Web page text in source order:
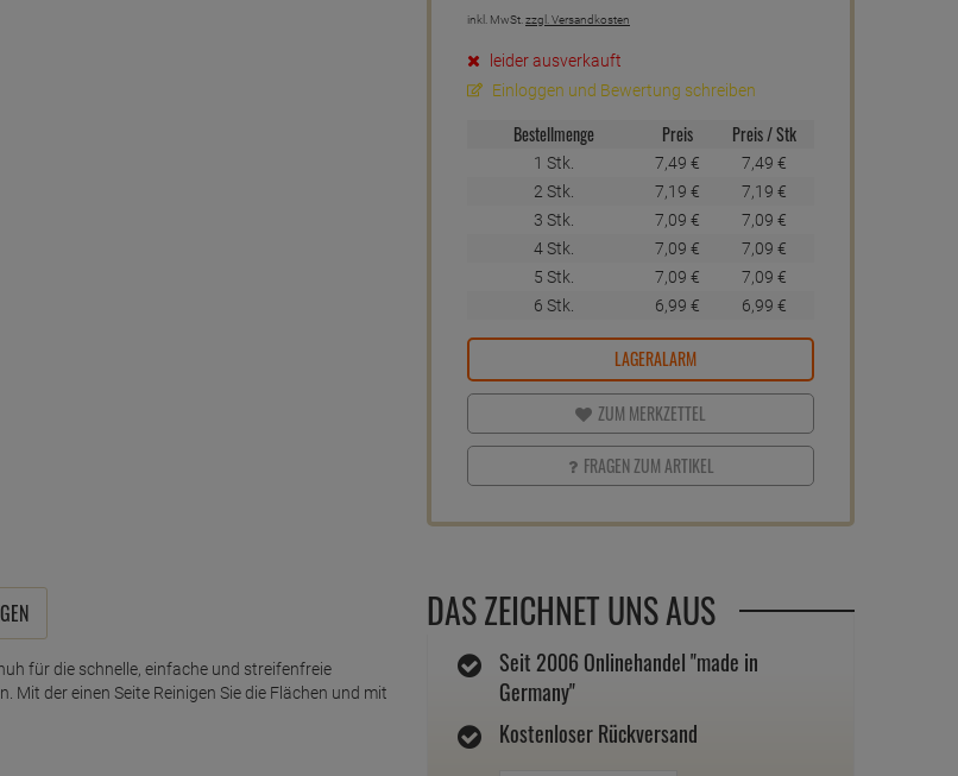
inkl. MwSt. zzgl. Versandkosten
leider ausverkauft
Einloggen und Bewertung schreiben
Bestellmenge Preis Preis / Stk
1 Stk. 7,49 € 7,49 €
2 Stk.
7,19 € 7,19 €
3 Stk.
7,09 € 7,09 €
4 Stk.
7,09 € 7,09 €
5 Stk.
7,09 € 7,09 €
6 Stk.
6,99 € 6,99 €
LAGERALARM
ZUM MERKZETTEL
FRAGEN ZUM ARTIKEL
DAS ZEICHNET UNS AUS
Seit 2006 Onlinehandel "made in
Germany"
Kostenloser Rückversand
für die schnelle, einfache und streifenfreie
Mit der einen Seite Reinigen Sie die Flächen und mit